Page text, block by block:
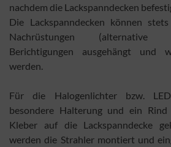
nachdem die Lackspanndecken
Die Lackspanndecken können
Nachrüstungen (alternative
Berichtigungen ausgehängt und
werden.
Für die Halogenlichter bzw.
besondere Halterung und ein
Kleber auf die Lackspanndecke
werden die Strahler montiert und